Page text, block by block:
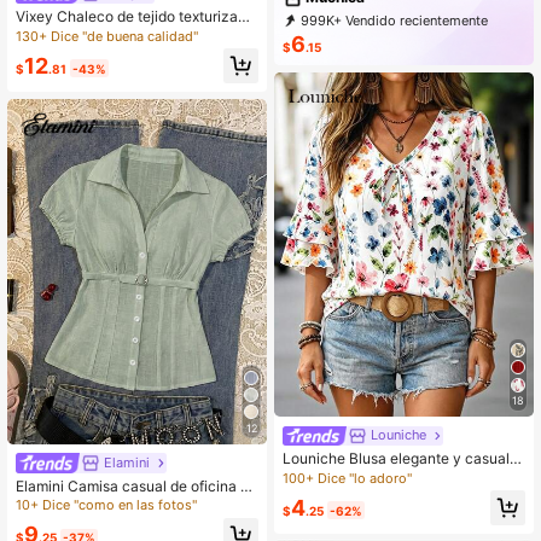
Vixey Chaleco de tejido texturizado
liso con dobladillo asimétrico y un s
130+ Dice "de buena calidad"
$12.81 -43%
12
Elamini
Elamini Camisa casual de oficina pa
ra mujer con hebilla cuadrada decor
10+ Dice "como en las fotos"
$9.25 -37%
999K+ Vendido recientemente
500K+ Recompra
339K Suscripción
$6.15
18
Louniche
Louniche Blusa elegante y casual p
ara mujer con volantes, manga cort
queño, corte holgado, adecuada pa
100+ Dice "lo adoro"
$4.25 -62%